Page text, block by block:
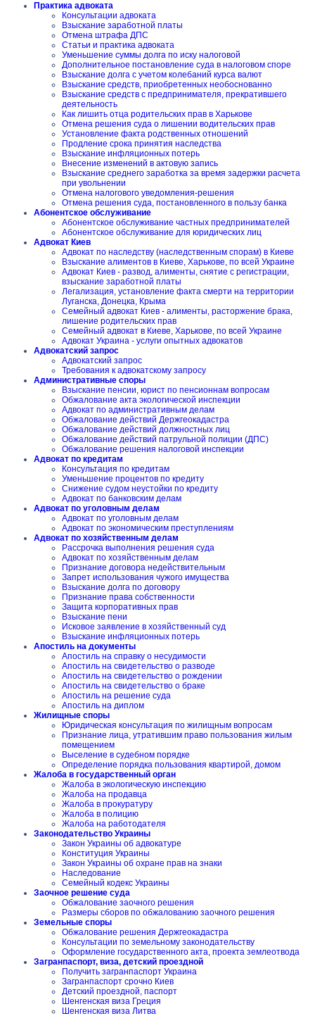
Практика адвоката
Консультации адвоката
Взыскание заработной платы
Отмена штрафа ДПС
Статьи и практика адвоката
Уменьшение суммы долга по иску налоговой
Дополнительное постановление суда в налоговом споре
Взыскание долга с учетом колебаний курса валют
Взыскание средств, приобретенных необоснованно
Взыскание средств с предпринимателя, прекратившего
деятельность
Как лишить отца родительских прав в Харькове
Отмена решения суда о лишении водительских прав
Установление факта родственных отношений
Продление срока принятия наследства
Взыскание инфляционных потерь
Внесение изменений в актовую запись
Взыскание среднего заработка за время задержки расчета
при увольнении
Отмена налогового уведомления-решения
Отмена решения суда, постановленного в пользу банка
Абонентское обслуживание
Абонентское обслуживание частных предпринимателей
Абонентское обслуживание для юридических лиц
Адвокат Киев
Адвокат по наследству (наследственным спорам) в Киеве
Взыскание алиментов в Киеве, Харькове, по всей Украине
Адвокат Киев - развод, алименты, снятие с регистрации,
взыскание заработной платы
Легализация, установление факта смерти на территории
Луганска, Донецка, Крыма
Семейный адвокат Киев - алименты, расторжение брака,
лишение родительских прав
Семейный адвокат в Киеве, Харькове, по всей Украине
Адвокат Украина - услуги опытных адвокатов
Адвокатский запрос
Адвокатский запрос
Требования к адвокатскому запросу
Административные споры
Взыскание пенсии, юрист по пенсионнам вопросам
Обжалование акта экологической инспекции
Адвокат по административным делам
Обжалование действий Держгеокадастра
Обжалование действий должностных лиц
Обжалование действий патрульной полиции (ДПС)
Обжалование решения налоговой инспекции
Адвокат по кредитам
Консультация по кредитам
Уменьшение процентов по кредиту
Снижение судом неустойки по кредиту
Адвокат по банковским делам
Адвокат по уголовным делам
Адвокат по уголовным делам
Адвокат по экономическим преступлениям
Адвокат по хозяйственным делам
Рассрочка выполнения решения суда
Адвокат по хозяйственным делам
Признание договора недействительным
Запрет использования чужого имущества
Взыскание долга по договору
Признание права собственности
Защита корпоративных прав
Взыскание пени
Исковое заявление в хозяйственный суд
Взыскание инфляционных потерь
Апостиль на документы
Апостиль на справку о несудимости
Апостиль на свидетельство о разводе
Апостиль на свидетельство о рождении
Апостиль на свидетельство о браке
Апостиль на решение суда
Апостиль на диплом
Жилищные споры
Юридическая консультация по жилищным вопросам
Признание лица, утратившим право пользования жилым
помещением
Выселение в судебном порядке
Определение порядка пользования квартирой, домом
Жалоба в государственный орган
Жалоба в экологическую инспекцию
Жалоба на продавца
Жалоба в прокуратуру
Жалоба в полицию
Жалоба на работодателя
Законодательство Украины
Закон Украины об адвокатуре
Конституция Украины
Закон Украины об охране прав на знаки
Наследование
Семейный кодекс Украины
Заочное решение суда
Обжалование заочного решения
Размеры сборов по обжалованию заочного решения
Земельные споры
Обжалование решения Держгеокадастра
Консультации по земельному законодательству
Оформление государственного акта, проекта землеотвода
Загранпаспорт, виза, детский проездной
Получить загранпаспорт Украина
Загранпаспорт срочно Киев
Детский проездной, паспорт
Шенгенская виза Греция
Шенгенская виза Литва